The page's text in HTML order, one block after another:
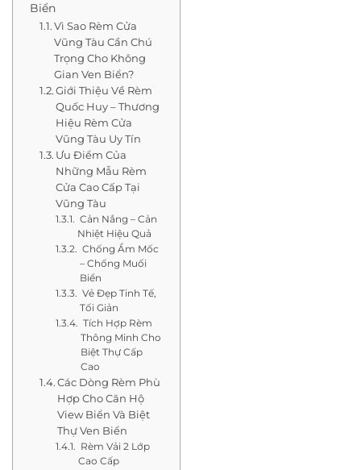
Biển
Vì Sao Rèm Cửa
Vũng Tàu Cần Chú
Trọng Cho Không
Gian Ven Biển?
Giới Thiệu Về Rèm
Quốc Huy – Thương
Hiệu Rèm Cửa
Vũng Tàu Uy Tín
Ưu Điểm Của
Những Mẫu Rèm
Cửa Cao Cấp Tại
Vũng Tàu
Cản Nắng – Cản
Nhiệt Hiệu Quả
Chống Ẩm Mốc
– Chống Muối
Biển
Vẻ Đẹp Tinh Tế,
Tối Giản
Tích Hợp Rèm
Thông Minh Cho
Biệt Thự Cấp
Cao
Các Dòng Rèm Phù
Hợp Cho Căn Hộ
View Biển Và Biệt
Thự Ven Biển
Rèm Vải 2 Lớp
Cao Cấp